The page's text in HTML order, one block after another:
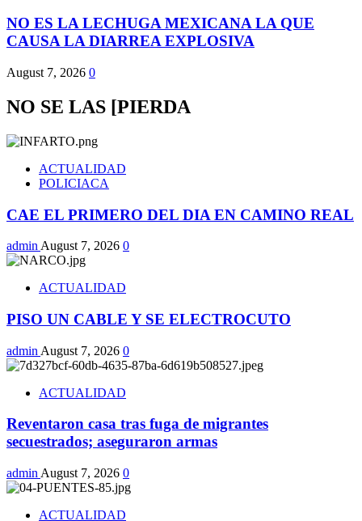
NO ES LA LECHUGA MEXICANA LA QUE
CAUSA LA DIARREA EXPLOSIVA
August 7, 2026 0
NO SE LAS [PIERDA
ACTUALIDAD
POLICIACA
CAE EL PRIMERO DEL DIA EN CAMINO REAL
admin August 7, 2026 0
ACTUALIDAD
PISO UN CABLE Y SE ELECTROCUTO
admin August 7, 2026 0
ACTUALIDAD
Reventaron casa tras fuga de migrantes
secuestrados; aseguraron armas
admin August 7, 2026 0
ACTUALIDAD